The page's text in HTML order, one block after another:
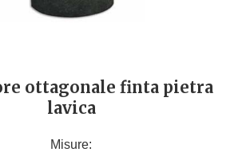
ottagonale finta pietra
lavica
Misure: